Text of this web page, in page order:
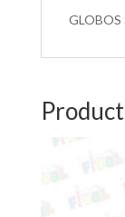
GLOBOS